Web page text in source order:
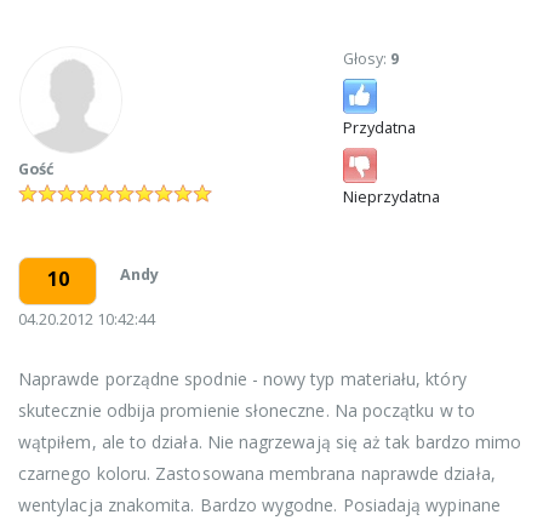
Gość
Głosy: 9
Przydatna
Nieprzydatna
10 Andy
04.20.2012 10:42:44
Naprawde porządne spodnie - nowy typ materiału, który
skutecznie odbija promienie słoneczne. Na początku w to
wątpiłem, ale to działa. Nie nagrzewają się aż tak bardzo mimo
czarnego koloru. Zastosowana membrana naprawde działa,
wentylacja znakomita. Bardzo wygodne. Posiadają wypinane